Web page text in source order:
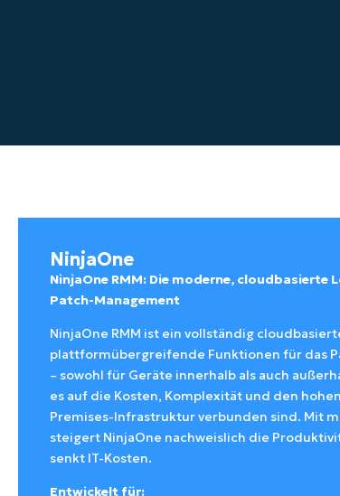
VERTRIEB
VERTRIEB
NinjaOne
NinjaOne RMM: Die moderne, cloudbasierte
Patch-Management
NinjaOne RMM ist ein vollständig
plattformübergreifende Funktionen für das
– sowohl für Geräte innerhalb als auch
es auf die Kosten, Komplexität und den
Premises-Infrastruktur verbunden sind. Mit
steigert NinjaOne nachweislich die
senkt IT-Kosten.
Entwickelt für: